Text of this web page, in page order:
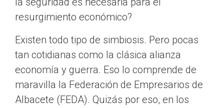
resurgimiento económico?
Existen todo tipo de simbiosis. Pero pocas
tan cotidianas como la clásica alianza
economía y guerra. Eso lo comprende de
maravilla la Federación de Empresarios de
Albacete (FEDA). Quizás por eso, en los